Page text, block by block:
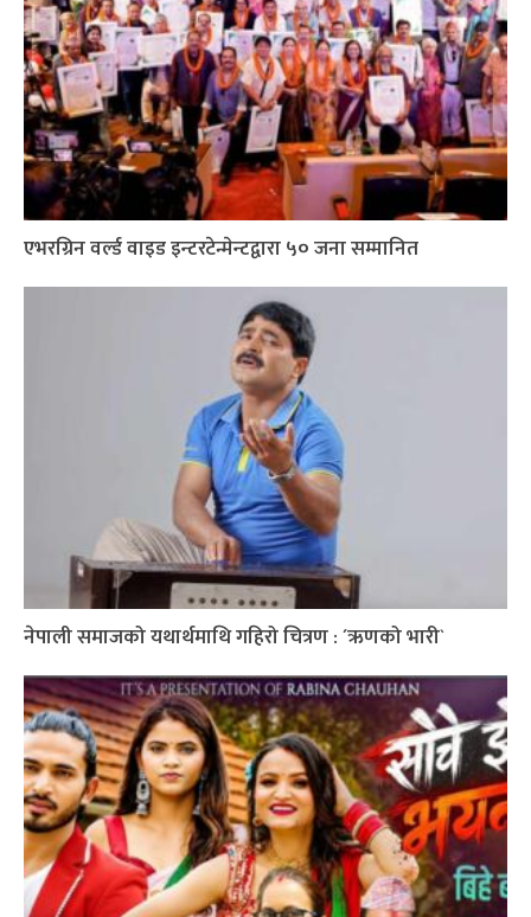
एभरग्रिन वर्ल्ड वाइड इन्टरटेन्मेन्टद्वारा ५० जना सम्मानित
नेपाली समाजको यथार्थमाथि गहिरो चित्रण : ´ऋणको भारी`